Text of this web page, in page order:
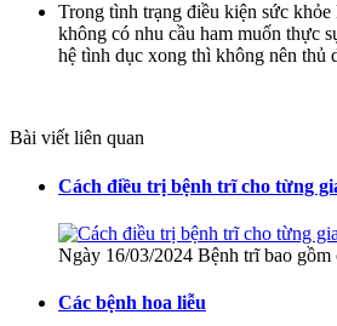
Trong tình trạng điều kiện sức khỏe
không có nhu cầu ham muốn thực
hệ tình dục xong thì không nên thủ
Bài viết liên quan
Cách điều trị bệnh trĩ cho từng
Ngày 16/03/2024 Bệnh trĩ bao gồm
Các bệnh hoa liễu